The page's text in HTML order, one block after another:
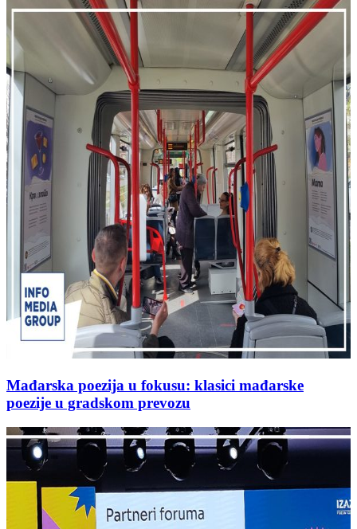
Mađarska poezija u fokusu: klasici mađarske
poezije u gradskom prevozu